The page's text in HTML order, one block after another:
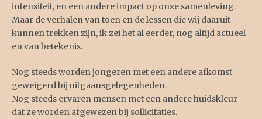
intensiteit, en een andere impact op onze samenleving.
Maar de verhalen van toen en de lessen die wij daaruit
kunnen trekken zijn, ik zei het al eerder, nog altijd actueel
en van betekenis.
Nog steeds worden jongeren met een andere afkomst
geweigerd bij uitgaansgelegenheden.
Nog steeds ervaren mensen met een andere huidskleur
dat ze worden afgewezen bij sollicitaties.